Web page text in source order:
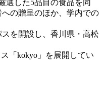
選した5品目の食品を同
の贈呈のほか、学内での
を開設し、香川県・高松
「kokyo」を展開してい